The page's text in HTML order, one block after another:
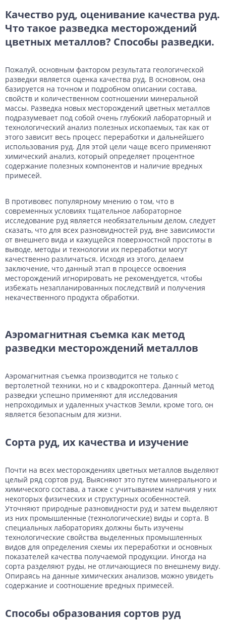
Качество руд, оценивание качества руд.
Что такое разведка месторождений
цветных металлов? Способы разведки.
Пожалуй, основным фактором результата геологической
разведки является оценка качества руд. В основном, она
базируется на точном и подробном описании состава,
свойств и количественном соотношении минеральной
массы. Разведка новых месторождений цветных металлов
подразумевает под собой очень глубокий лабораторный и
технологический анализ полезных ископаемых, так как от
этого зависит весь процесс переработки и дальнейшего
использования руд. Для этой цели чаще всего применяют
химический анализ, который определяет процентное
содержание полезных компонентов и наличие вредных
примесей.
В противовес популярному мнению о том, что в
современных условиях тщательное лабораторное
исследование руд является необязательным делом, следует
сказать, что для всех разновидностей руд, вне зависимости
от внешнего вида и кажущейся поверхностной простоты в
выводе, методы и технологии их переработки могут
качественно различаться. Исходя из этого, делаем
заключение, что данный этап в процессе освоения
месторождений игнорировать не рекомендуется, чтобы
избежать незапланированных последствий и получения
некачественного продукта обработки.
Аэромагнитная съемка как метод
разведки месторождений металлов
Аэромагнитная съемка производится не только с
вертолетной техники, но и с квадрокоптера. Данный метод
разведки успешно применяют для исследования
непроходимых и удаленных участков Земли, кроме того, он
является безопасным для жизни.
Сорта руд, их качества и изучение
Почти на всех месторождениях цветных металлов выделяют
целый ряд сортов руд. Выясняют это путем минерального и
химического состава, а также с учитыванием наличия у них
некоторых физических и структурных особенностей.
Уточняют природные разновидности руд и затем выделяют
из них промышленные (технологические) виды и сорта. В
специальных лабораториях должны быть изучены
технологические свойства выделенных промышленных
видов для определения схемы их переработки и основных
показателей качества получаемой продукции. Иногда на
сорта разделяют руды, не отличающиеся по внешнему виду.
Опираясь на данные химических анализов, можно увидеть
содержание и соотношение вредных примесей.
Способы образования сортов руд